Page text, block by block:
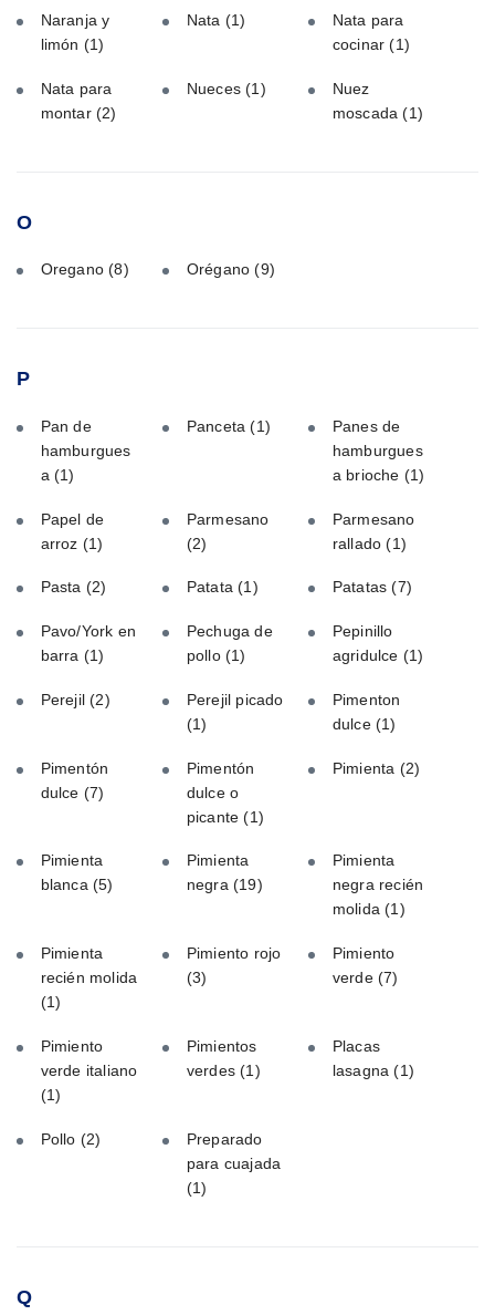
Naranja y
limón (1)
Nata (1)
Nata para
cocinar(1)
Nata para
montar (2)
Nueces(1)
Nuez
moscada(1)
O
Oregano(8) Orégano(9)
P
Pan de
hamburgues
a (1)
Panceta(1)
Panes de
hamburgues
a brioche (1)
Papel de
arroz (1)
Parmesano
(2)
Parmesano
rallado(1)
Pasta (2) Patata(1) Patatas(7)
Pavo/York en
barra (1)
Pechuga de
pollo (1)
Pepinillo
agridulce (1)
Perejil(2)
Perejil picado
(1)
Pimenton
dulce(1)
Pimentón
dulce (7)
Pimentón
dulce o
picante(1)
Pimienta (2)
Pimienta
blanca (5)
Pimienta
negra (19)
Pimienta
negra recién
molida(1)
Pimienta
recién molida
(1)
Pimiento rojo
(3)
Pimiento
verde(7)
Pimiento
verde italiano
(1)
Pimientos
verdes(1)
Placas
lasagna(1)
Pollo (2)
Preparado
para cuajada
(1)
Q